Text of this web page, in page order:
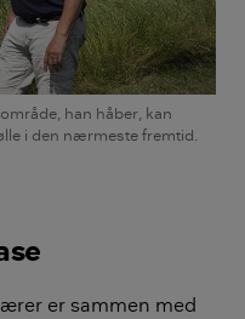
han håber, kan
i den nærmeste fremtid.
er sammen med